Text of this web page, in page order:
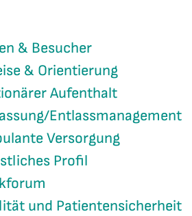
& Besucher
& Orientierung
Aufenthalt
Entlassmanagement
Versorgung
Profil
und Patientensicherheit